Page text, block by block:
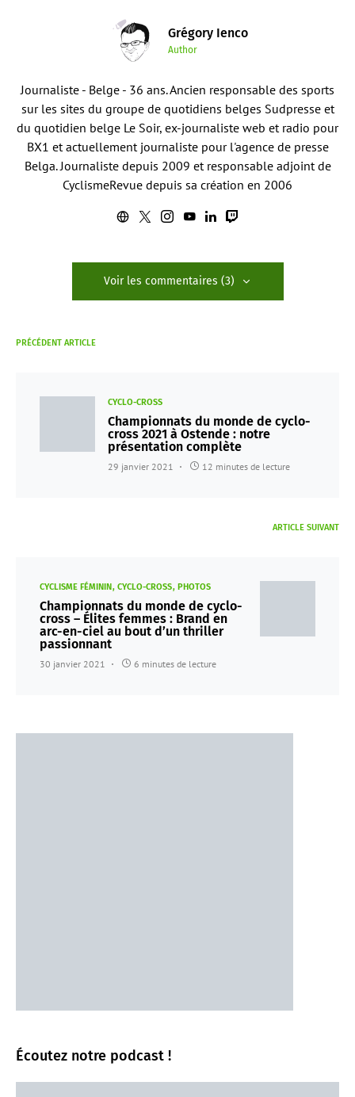
Grégory Ienco
Author
Journaliste - Belge - 36 ans. Ancien responsable des sports
sur les sites du groupe de quotidiens belges Sudpresse et
du quotidien belge Le Soir, ex-journaliste web et radio pour
BX1 et actuellement journaliste pour l'agence de presse
Belga. Journaliste depuis 2009 et responsable adjoint de
CyclismeRevue depuis sa création en 2006
Voir les commentaires (3)
PRÉCÉDENT ARTICLE
CYCLO-CROSS
Championnats du monde de cyclo-
cross 2021 à Ostende : notre
présentation complète
29 janvier 2021 12 minutes de lecture
ARTICLE SUIVANT
CYCLISME FÉMININ CYCLO-CROSS PHOTOS
Championnats du monde de cyclo-
cross – Élites femmes : Brand en
arc-en-ciel au bout d’un thriller
passionnant
30 janvier 2021 6 minutes de lecture
Écoutez notre podcast !